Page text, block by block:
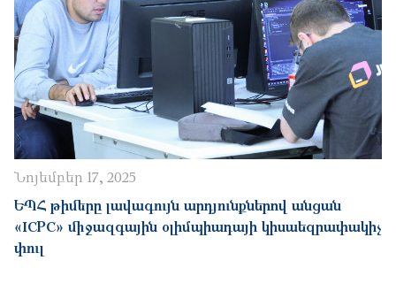
Նոյեմբեր 17, 2025
ԵՊՀ թիմերը լավագույն արդյունքներով անցան
«ICPC» միջազգային օլիմպիադայի կիսաեզրափակիչ
փուլ